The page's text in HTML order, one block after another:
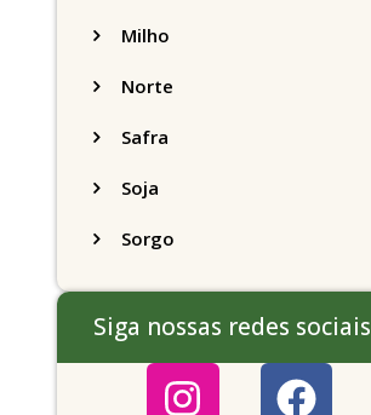
Milho
Norte
Safra
Soja
Sorgo
Siga nossas redes sociais